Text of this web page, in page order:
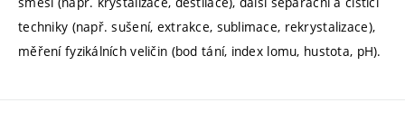
techniky (např. sušení, extrakce, sublimace, rekrystalizace),
měření fyzikálních veličin (bod tání, index lomu, hustota, pH).